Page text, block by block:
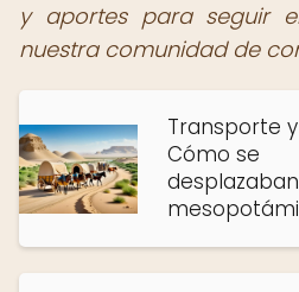
y aportes para seguir
nuestra comunidad de
Transporte y
Cómo se